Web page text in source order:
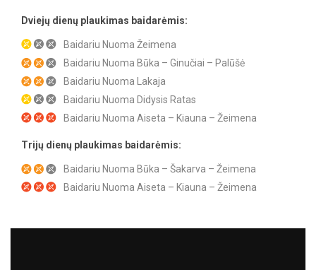
Dviejų dienų plaukimas baidarėmis:
Baidariu Nuoma Žeimena
Baidariu Nuoma Būka – Ginučiai – Palūšė
Baidariu Nuoma Lakaja
Baidariu Nuoma Didysis Ratas
Baidariu Nuoma Aiseta – Kiauna – Žeimena
Trijų dienų plaukimas baidarėmis:
Baidariu Nuoma Būka – Šakarva – Žeimena
Baidariu Nuoma Aiseta – Kiauna – Žeimena